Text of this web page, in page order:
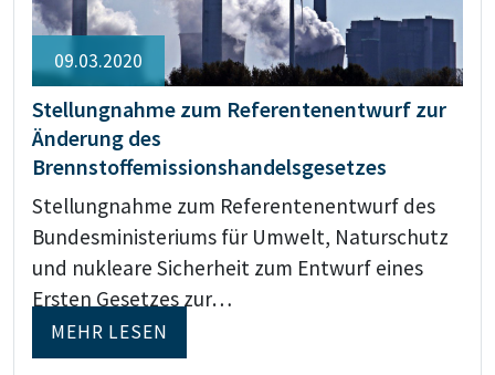
09.03.2020
Stellungnahme zum Referentenentwurf zur
Änderung des
Brennstoffemissionshandelsgesetzes
Stellungnahme zum Referentenentwurf des
Bundesministeriums für Umwelt, Naturschutz
und nukleare Sicherheit zum Entwurf eines
Ersten Gesetzes zur…
MEHR LESEN